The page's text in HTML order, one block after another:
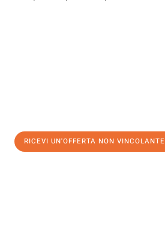
RICEVI UN'OFFERTA NON VINCOLANTE